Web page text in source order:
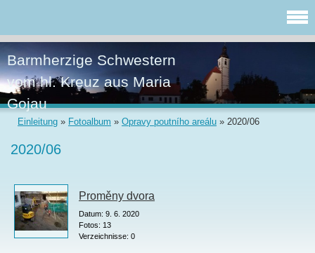
Barmherzige Schwestern
vom hl. Kreuz aus Maria
Gojau
Einleitung » Fotoalbum » Opravy poutního areálu » 2020/06
2020/06
Proměny dvora
Datum: 9. 6. 2020
Fotos: 13
Verzeichnisse: 0